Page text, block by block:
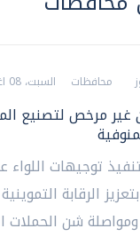
محافظات السبت، 08 اغسطس 2026 08:12 م
مرخص لتصنيع
توجيهات اللواء
الرقابة
ومواصلة شن الحملات